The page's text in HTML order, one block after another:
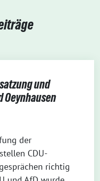
und
Oeynhausen
der
CDU-
richtig